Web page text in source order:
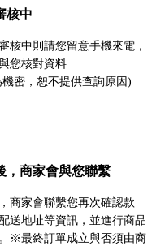
核中
核中則請您留意手機來電，
您核對資料
密，恕不提供查詢原因)
，商家會與您聯繫
商家會聯繫您再次確認款
送地址等資訊，並進行商品
※最終訂單成立與否須由商